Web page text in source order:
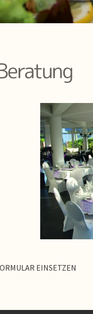
EINSETZEN